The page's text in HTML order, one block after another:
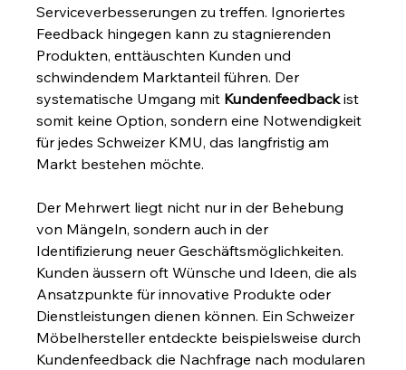
Serviceverbesserungen zu treffen. Ignoriertes
Feedback hingegen kann zu stagnierenden
Produkten, enttäuschten Kunden und
schwindendem Marktanteil führen. Der
systematische Umgang mit Kundenfeedback ist
somit keine Option, sondern eine Notwendigkeit
für jedes Schweizer KMU, das langfristig am
Markt bestehen möchte.
Der Mehrwert liegt nicht nur in der Behebung
von Mängeln, sondern auch in der
Identifizierung neuer Geschäftsmöglichkeiten.
Kunden äussern oft Wünsche und Ideen, die als
Ansatzpunkte für innovative Produkte oder
Dienstleistungen dienen können. Ein Schweizer
Möbelhersteller entdeckte beispielsweise durch
Kundenfeedback die Nachfrage nach modularen